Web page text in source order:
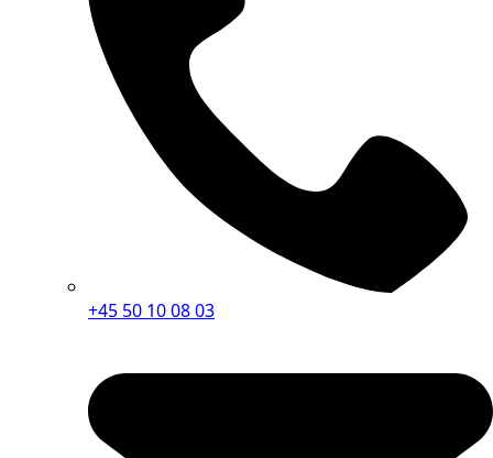
+45 50 10 08 03